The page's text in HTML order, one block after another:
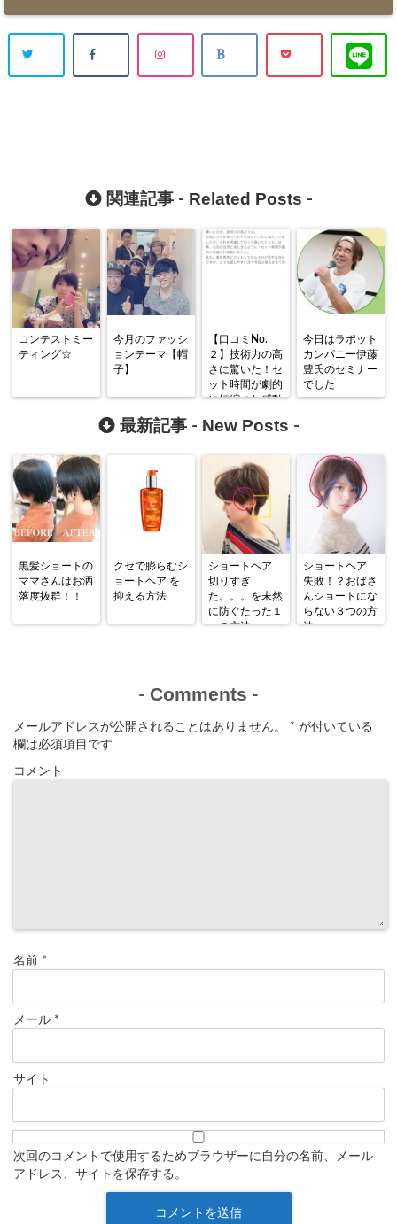
関連記事 - Related Posts -
コンテストミー
ティング☆
今月のファッシ
ョンテーマ【帽
子】
【口コミNo.
２】技術力の高
さに驚いた！セ
ット時間が劇的
に短縮され感動
今日はラポット
カンパニー伊藤
豊氏のセミナー
でした
最新記事 - New Posts -
黒髪ショートの
ママさんはお洒
落度抜群！！
クセで膨らむシ
ョートヘア を
抑える方法
ショートヘア
切りすぎ
た。。。を未然
に防ぐたった１
つの方法
ショートヘア
失敗！？おばさ
んショートにな
らない３つの方
法
- Comments -
メールアドレスが公開されることはありません。 * が付いている
欄は必須項目です
コメント
名前 *
メール *
サイト
次回のコメントで使用するためブラウザーに自分の名前、メール
アドレス、サイトを保存する。